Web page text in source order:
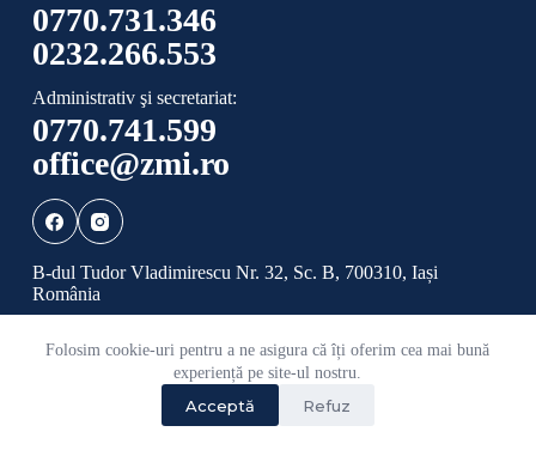
Folosim cookie-uri pentru a ne asigura că îți oferim cea mai bună
experiență pe site-ul nostru.
Acceptă Refuz
0770.731.346
0232.266.553
Administrativ şi secretariat:
0770.741.599
office@zmi.ro
B-dul Tudor Vladimirescu Nr. 32, Sc. B, 700310, Iași
România
2026 Toate drepturile rezervate ADI ZONA
METROPOLITANĂ IAȘI.
Politică de confidențialitate